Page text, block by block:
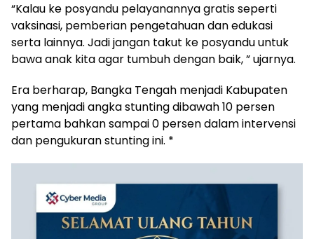
“Kalau ke posyandu pelayanannya gratis seperti
vaksinasi, pemberian pengetahuan dan edukasi
serta lainnya. Jadi jangan takut ke posyandu untuk
bawa anak kita agar tumbuh dengan baik, ” ujarnya.
Era berharap, Bangka Tengah menjadi Kabupaten
yang menjadi angka stunting dibawah 10 persen
pertama bahkan sampai 0 persen dalam intervensi
dan pengukuran stunting ini. *